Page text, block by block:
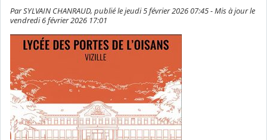
Par SYLVAIN CHANRAUD, publié le jeudi 5 février 2026 07:45 - Mis à jour le
vendredi 6 février 2026 17:01